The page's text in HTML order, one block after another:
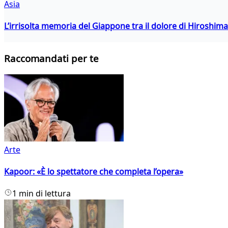
Asia
L’irrisolta memoria del Giappone tra il dolore di
Raccomandati per te
Arte
Kapoor: «È lo spettatore che completa l’opera»
1 min di lettura